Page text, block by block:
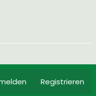
Registrieren